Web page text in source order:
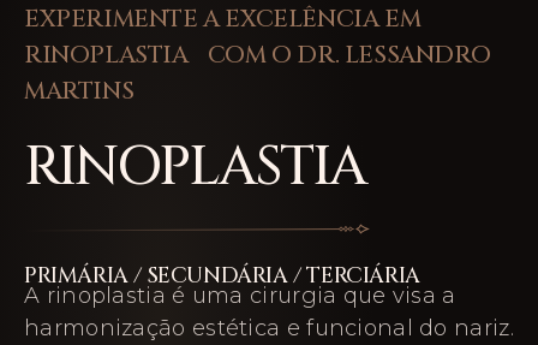
EXPERIMENTE A EXCELÊNCIA EM
RINOPLASTIA COM O DR. LESSANDRO
MARTINS
RINOPLASTIA
PRIMÁRIA / SECUNDÁRIA / TERCIÁRIA
A rinoplastia é uma cirurgia que visa a
harmonização estética e funcional do nariz.